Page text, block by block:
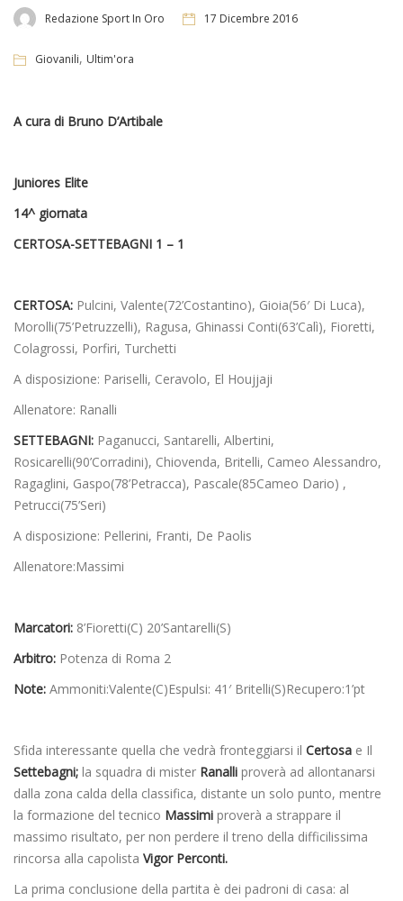
Redazione Sport In Oro 17 Dicembre 2016
Giovanili, Ultim'ora
A cura di Bruno D’Artibale
Juniores Elite
14^ giornata
CERTOSA-SETTEBAGNI 1 – 1
CERTOSA: Pulcini, Valente(72’Costantino), Gioia(56′ Di Luca),
Morolli(75’Petruzzelli), Ragusa, Ghinassi Conti(63’Calì), Fioretti,
Colagrossi, Porfiri, Turchetti
A disposizione: Pariselli, Ceravolo, El Houjjaji
Allenatore: Ranalli
SETTEBAGNI: Paganucci, Santarelli, Albertini,
Rosicarelli(90’Corradini), Chiovenda, Britelli, Cameo Alessandro,
Ragaglini, Gaspo(78’Petracca), Pascale(85Cameo Dario) ,
Petrucci(75’Seri)
A disposizione: Pellerini, Franti, De Paolis
Allenatore:Massimi
Marcatori: 8’Fioretti(C) 20’Santarelli(S)
Arbitro: Potenza di Roma 2
Note: Ammoniti:Valente(C)Espulsi: 41′ Britelli(S)Recupero:1’pt
Sfida interessante quella che vedrà fronteggiarsi il Certosa e Il
Settebagni; la squadra di mister Ranalli proverà ad allontanarsi
dalla zona calda della classifica, distante un solo punto, mentre
la formazione del tecnico Massimi proverà a strappare il
massimo risultato, per non perdere il treno della difficilissima
rincorsa alla capolista Vigor Perconti.
La prima conclusione della partita è dei padroni di casa: al